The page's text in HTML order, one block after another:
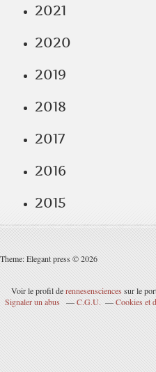
2021
2020
2019
2018
2017
2016
2015
Theme: Elegant press © 2026
Voir le profil derennesensciencessur le
Signaler un abus
C.G.U. Cookies et